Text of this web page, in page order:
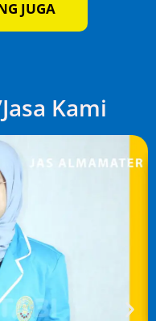
JUGA
Kami